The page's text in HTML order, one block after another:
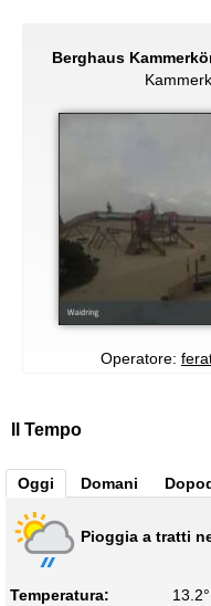
Berghaus
Operatore:
Il Tempo
Oggi Domani
Pioggia a tratti
Temperatura: